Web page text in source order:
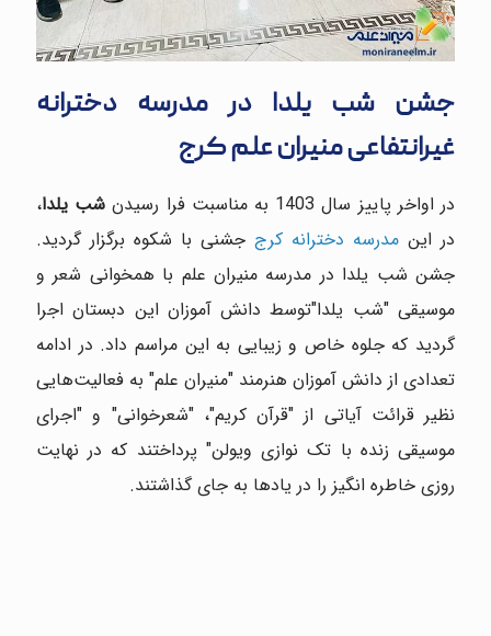
جشن شب یلدا در مدرسه دخترانه
غیرانتفاعی منیران علم کرج
در اواخر پاییز سال 1403 به مناسبت فرا رسیدن شب یلدا،
در این مدرسه دخترانه کرج جشنی با شکوه برگزار گردید.
جشن شب یلدا در مدرسه منیران علم با همخوانی شعر و
موسیقی "شب یلدا"توسط دانش آموزان این دبستان اجرا
گردید که جلوه خاص و زیبایی به این مراسم داد. در ادامه
تعدادی از دانش آموزان هنرمند "منیران علم" به فعالیت‌هایی
نظیر قرائت آیاتی از "قرآن کریم"، "شعرخوانی" و "اجرای
موسیقی زنده با تک نوازی ویولن" پرداختند که در نهایت
روزی خاطره انگیز را در یادها به جای گذاشتند.